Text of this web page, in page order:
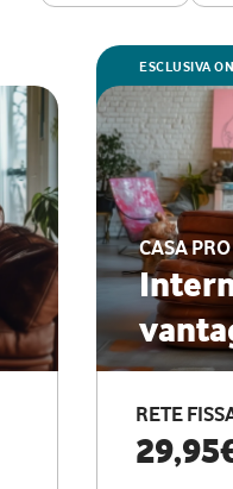
ESCLUSIVA
CASA PRO
RETE